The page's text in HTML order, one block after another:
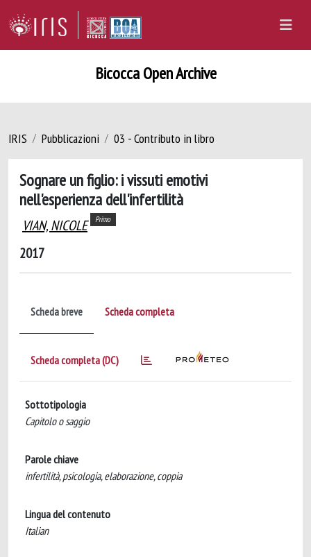
Bicocca Open Archive
IRIS Pubblicazioni 03 - Contributo in libro
Sognare un figlio: i vissuti emotivi
nell'esperienza dell'infertilità
VIAN, NICOLE Primo
2017
Scheda breve Scheda completa
Scheda completa (DC)
Sottotipologia
Capitolo o saggio
Parole chiave
infertilità, psicologia, elaborazione, coppia
Lingua del contenuto
Italian